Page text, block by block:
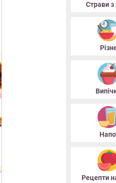
Страви з
Рецепти